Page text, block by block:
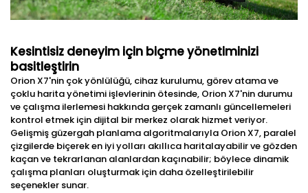
Kesintisiz deneyim için biçme yönetiminizi
basitleştirin
Orion X7'nin çok yönlülüğü, cihaz kurulumu, görev atama ve
çoklu harita yönetimi işlevlerinin ötesinde, Orion X7'nin durumu
ve çalışma ilerlemesi hakkında gerçek zamanlı güncellemeleri
kontrol etmek için dijital bir merkez olarak hizmet veriyor.
Gelişmiş güzergah planlama algoritmalarıyla Orion X7, paralel
çizgilerde biçerek en iyi yolları akıllıca haritalayabilir ve gözden
kaçan ve tekrarlanan alanlardan kaçınabilir; böylece dinamik
çalışma planları oluşturmak için daha özelleştirilebilir
seçenekler sunar.